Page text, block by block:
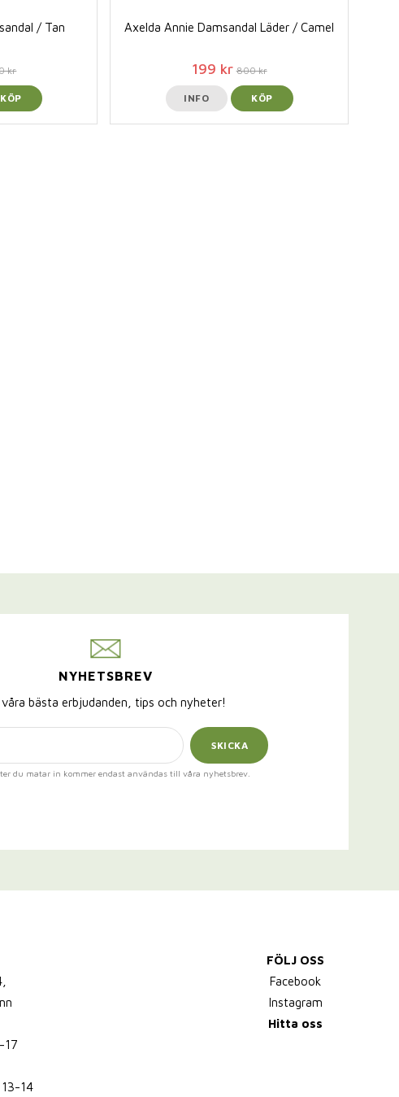
/ Tan
kr
KÖP
Axelda Annie Damsandal Läder / Camel
199 kr 800 kr
INFO KÖP
NYHETSBREV
våra bästa erbjudanden, tips och nyheter!
SKICKA
du matar in kommer endast användas till våra nyhetsbrev.
17
14
FÖLJ OSS
Facebook
Instagram
Hitta oss